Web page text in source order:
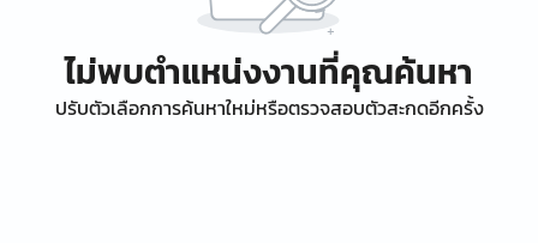
ไม่พบตำแหน่งงานที่คุณค้นหา
ปรับตัวเลือกการค้นหาใหม่หรือตรวจสอบตัวสะกดอีกครั้ง